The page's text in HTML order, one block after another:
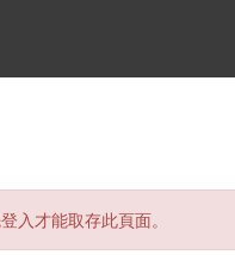
入才能取存此頁面。